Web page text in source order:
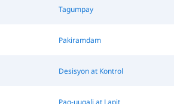
Tagumpay
Pakiramdam
Desisyon at Kontrol
Pag-uugali at Lapit